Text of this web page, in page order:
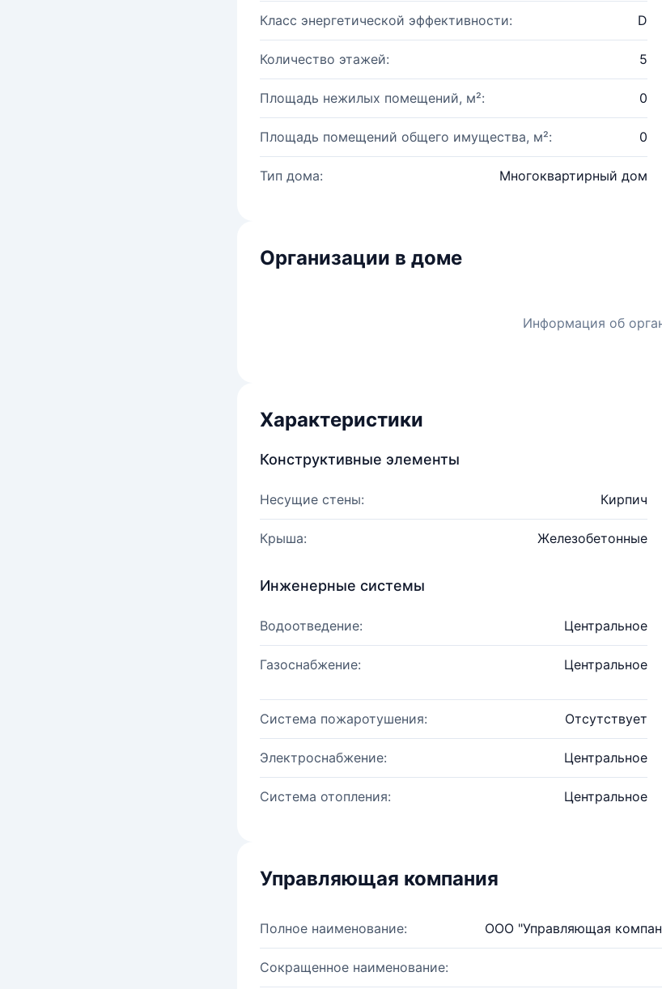
Класс энергетической эффективности: D
Количество этажей: 5
Площадь нежилых помещений, м²: 0
Площадь помещений общего имущества, м²: 0
Тип дома: Многоквартирный дом
Организации в доме
Информация об
Характеристики
Конструктивные элементы
Несущие стены: Кирпич
Крыша: Железобетонные
Инженерные системы
Водоотведение: Центральное
Газоснабжение: Центральное
Система пожаротушения: Отсутствует
Электроснабжение: Центральное
Система отопления: Центральное
Управляющая компания
Полное наименование: ООО "Управляющая
Сокращенное наименование: